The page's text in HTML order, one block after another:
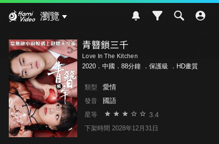
瀏覽
青簪鎖三千
Love In The Kitchen
2020．中國．88分鐘 ． 保護級 ．HD畫質
類型 愛情
發音 國語
星等 3.4
下架時間 2028年12月31日